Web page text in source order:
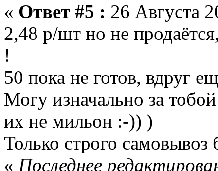
« Ответ #5 : 26 Августа
2,48 р/шт но не
!
50 пока не готов, вдруг
Могу изначально за
их не мильон :-)) )
Только строго самовывоз
« Последнее